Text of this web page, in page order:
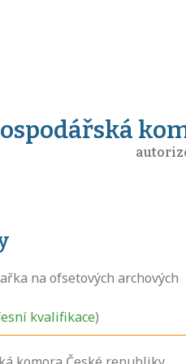
na ofsetových archových
kvalifikace)